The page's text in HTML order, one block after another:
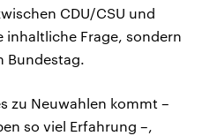
CDU/CSU und
inhaltliche Frage, sondern
Bundestag.
zu Neuwahlen kommt –
so viel Erfahrung –,